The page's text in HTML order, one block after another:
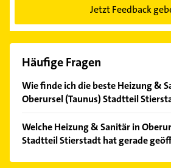
Jetzt Feedback
Häufige Fragen
Wie finde ich die beste Heizung &
Oberursel (Taunus) Stadtteil
Kundenmeinungen und profitieren
Empfehlungen. Die Suchergebnisse
einfach nachBewertungensortiert
Welche Heizung & Sanitär in
Stadtteil Stierstadt hat gerade
Im Anbieter-Bereich finden Sie alle